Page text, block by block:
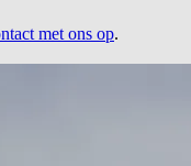
met ons op.